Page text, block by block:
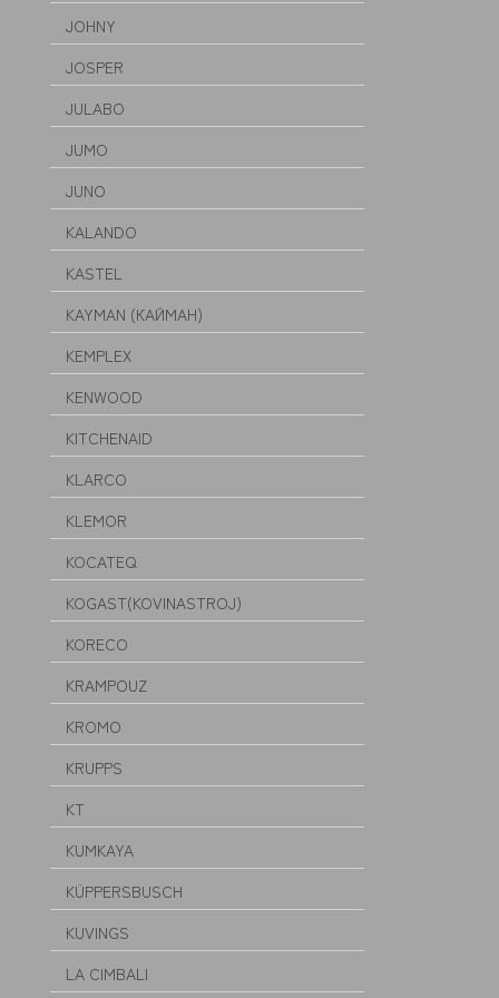
JOHNY
JOSPER
JULABO
JUMO
JUNO
KALANDO
KASTEL
KAYMAN (КАЙМАН)
KEMPLEX
KENWOOD
KITCHENAID
KLARCO
KLEMOR
KOCATEQ
KOGAST(KOVINASTROJ)
KORECO
KRAMPOUZ
KROMO
KRUPPS
KT
KUMKAYA
KÜPPERSBUSCH
KUVINGS
LA CIMBALI